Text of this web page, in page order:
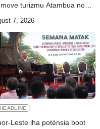
turizmu Atambua no
relasaun TL–Indonézia
7, 2026
HEADLINE
Leste iha poténsia boot